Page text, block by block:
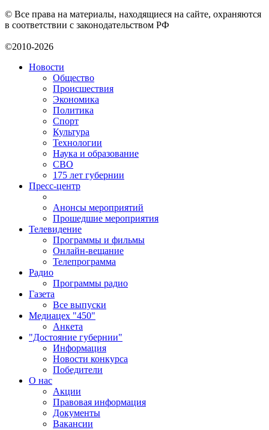
© Все права на материалы, находящиеся на сайте, охраняются
в соответствии с законодательством РФ
©2010-2026
Новости
Общество
Происшествия
Экономика
Политика
Спорт
Культура
Технологии
Наука и образование
СВО
175 лет губернии
Пресс-центр
Анонсы мероприятий
Прошедшие мероприятия
Телевидение
Программы и фильмы
Онлайн-вещание
Телепрограмма
Радио
Программы радио
Газета
Все выпуски
Медиацех "450"
Анкета
"Достояние губернии"
Информация
Новости конкурса
Победители
О нас
Акции
Правовая информация
Документы
Вакансии